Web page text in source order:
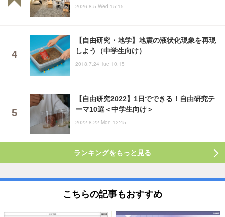
2026.8.5 Wed 15:15
【自由研究・地学】地震の液状化現象を再現
しよう（中学生向け）
2018.7.24 Tue 10:15
【自由研究2022】1日でできる！自由研究テ
ーマ10選＜中学生向け＞
2022.8.22 Mon 12:45
ランキングをもっと見る
こちらの記事もおすすめ